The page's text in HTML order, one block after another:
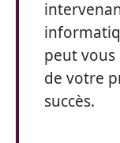
peut
de votre
succès.